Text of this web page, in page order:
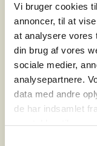
Vi bruger cookies
annoncer, til at
at analysere vores
din brug af vores
sociale medier,
analysepartnere.
data med andre
de har indsamlet
C. Reinhardt as
Industriparken 21
2750 Ballerup
E-mail: